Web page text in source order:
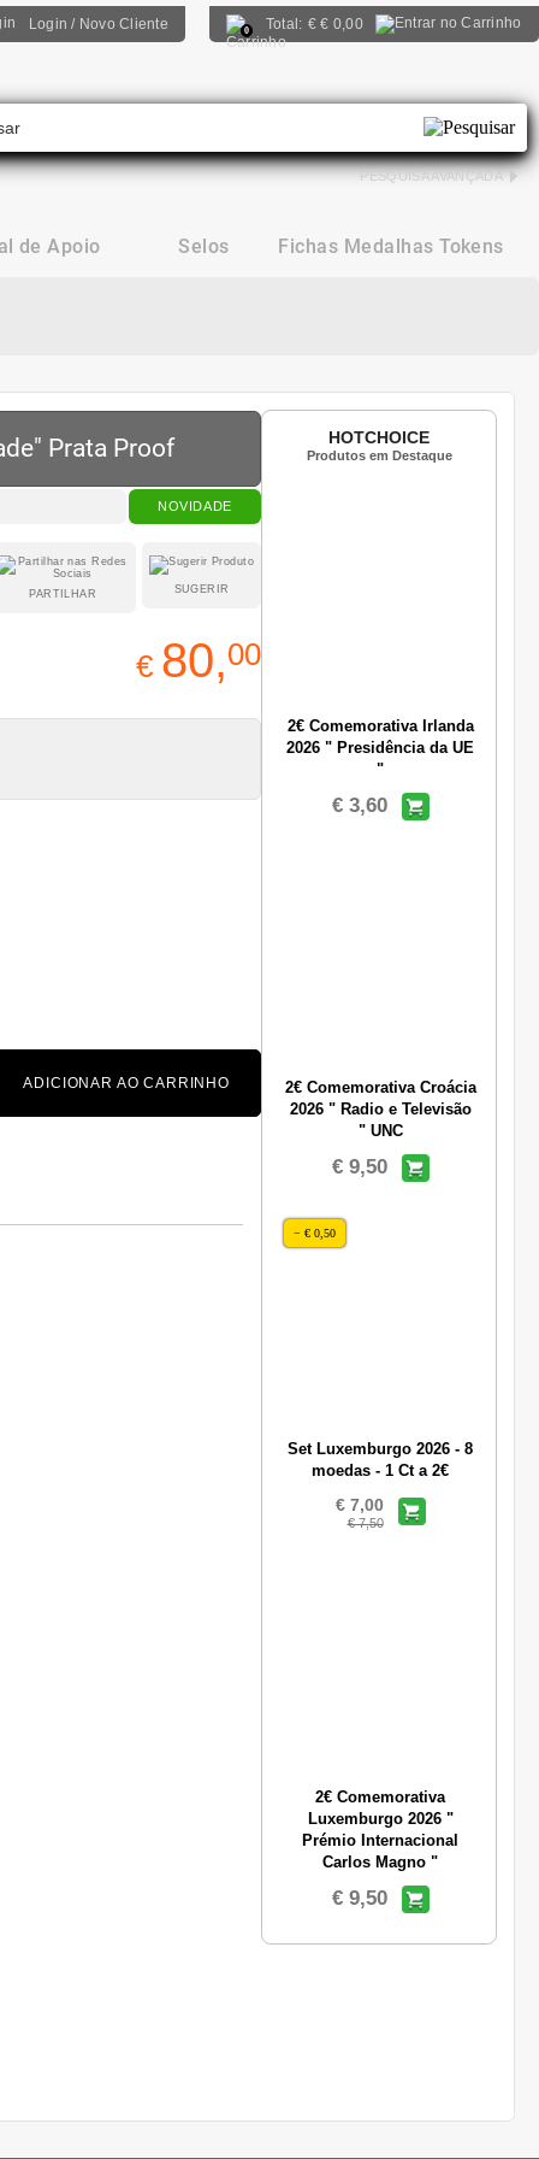
Login / Novo Cliente 0 Total: €€ 0,00
PESQUISA AVANÇADA
de Apoio Selos Fichas Medalhas Tokens
Prata Proof
NOVIDADE
SUGERIR
PARTILHAR
€ 80,00
ADICIONAR AO CARRINHO
HOTCHOICE
Produtos em Destaque
2€ Comemorativa Irlanda
2026 " Presidência da UE
"
€ 3,60
2€ Comemorativa Croácia
2026 " Radio e Televisão
" UNC
€ 9,50
− € 0,50
Set Luxemburgo 2026 - 8
moedas - 1 Ct a 2€
€ 7,00
€ 7,50
2€ Comemorativa
Luxemburgo 2026 "
Prémio Internacional
Carlos Magno "
€ 9,50